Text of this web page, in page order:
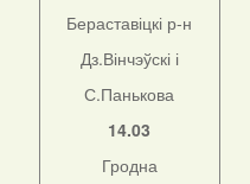
Бераставіцкі р-н
Дз.Вінчэўскі і
С.Панькова
14.03
Гродна